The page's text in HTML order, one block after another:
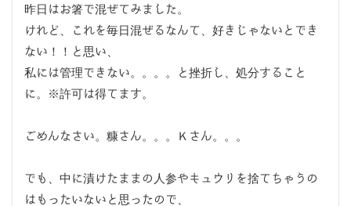
昨日はお箸で混ぜてみました。
けれど、これを毎日混ぜるなんて、好きじゃないとでき
ない！！と思い、
私には管理できない。。。。と挫折し、処分すること
に。※許可は得てます。
ごめんなさい。糠さん。。。Ｋさん。。。
でも、中に漬けたままの人参やキュウリを捨てちゃうの
はもったいないと思ったので、